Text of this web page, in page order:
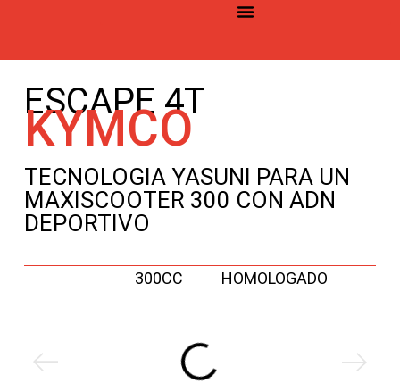
ESCAPE 4T
KYMCO
TECNOLOGIA YASUNI PARA UN
MAXISCOOTER 300 CON ADN
DEPORTIVO
300CC HOMOLOGADO